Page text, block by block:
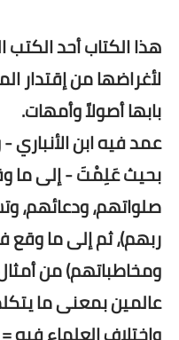
هذا الكتاب أحد الكتب
لأغراضها من إقتدار
بابها أصولاً وأمهات.
عمد فيه ابن
بحيث عَلِمْتَ - إلى ما
صلواتهم، ودعائهم،
ربهم)، ثم إلى ما
ومخاطباتهم) من
عالمين بمعنى ما